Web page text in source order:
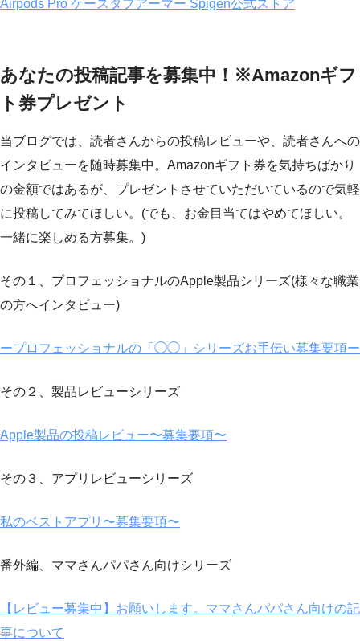
Airpods Pro ケースタフアーマー Spigen公式ストア
あなたの投稿記事を募集中！※Amazonギフ
ト券プレゼント
当ブログでは、読者さんからの投稿レビューや、読者さんへの
インタビューを随時募集中。Amazonギフト券を気持ちばかり
の金額ではあるが、プレゼントさせていただいているので気軽
に投稿してみてほしい。(でも、お金目当てはやめてほしい。
一緒に楽しめる方募集。)
その１、プロフェッショナルのApple製品シリーズ(様々な職業
の方へインタビュー)
ープロフェッショナルの「◯◯」シリーズお手伝い募集要項ー
その２、製品レビューシリーズ
Apple製品の投稿レビュー〜募集要項〜
その３、アプリレビューシリーズ
私のベストアプリ〜募集要項〜
番外編、ママさんパパさん向けシリーズ
【レビュー募集中】お願いします。ママさんパパさん向けの記
事について